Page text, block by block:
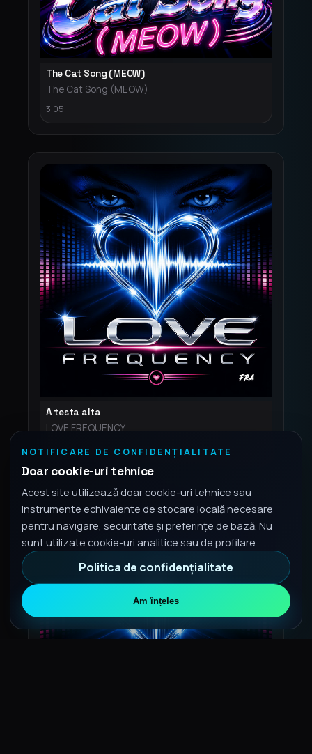
The Cat Song (MEOW)
The Cat Song (MEOW)
3:05
A testa alta
LOVE FREQUENCY
3:35
NOTIFICARE DE CONFIDENȚIALITATE
Doar cookie-uri tehnice
Acest site utilizează doar cookie-uri tehnice sau
instrumente echivalente de stocare locală necesare
pentru navigare, securitate și preferințe de bază. Nu
sunt utilizate cookie-uri analitice sau de profilare.
Politica de confidențialitate
Am înțeles